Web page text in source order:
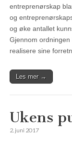
entreprenørskap
og
og øke antallet
Gjennom
realisere sine
Les mer →
Ukens
2. juni 2017